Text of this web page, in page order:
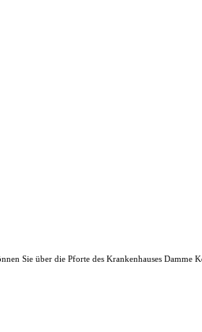
Sie über die Pforte des Krankenhauses Damme